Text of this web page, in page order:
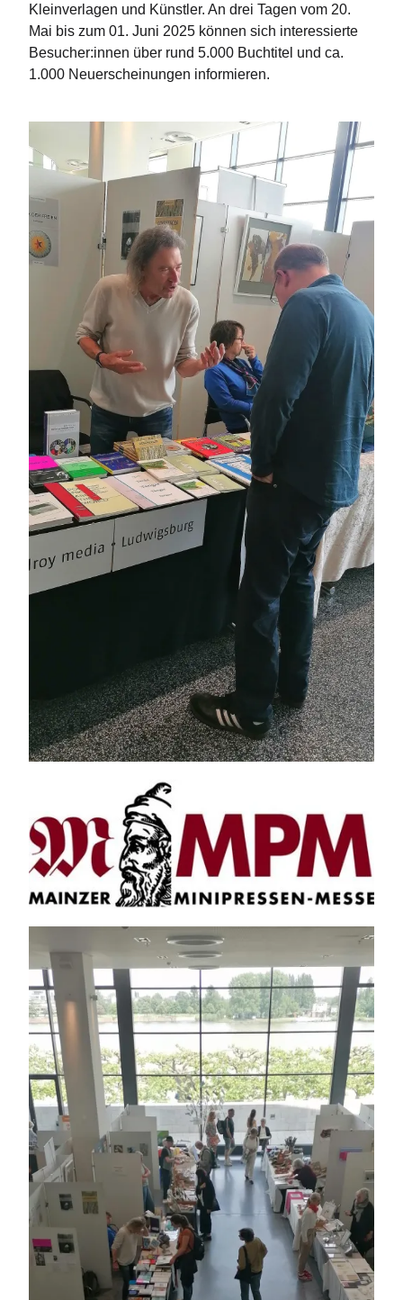
Kleinverlagen und Künstler. An drei Tagen vom 20.
Mai bis zum 01. Juni 2025 können sich interessierte
Besucher:innen über rund 5.000 Buchtitel und ca.
1.000 Neuerscheinungen informieren.